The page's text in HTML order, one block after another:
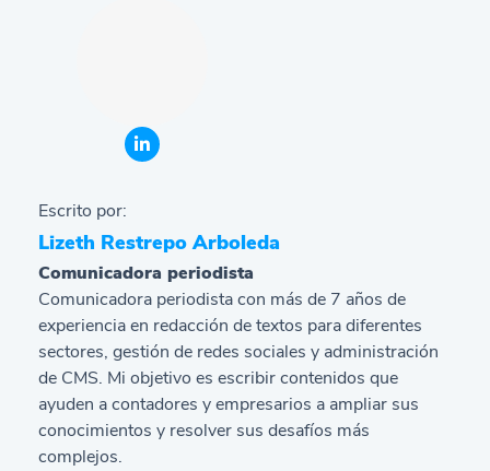
Escrito por:
Lizeth Restrepo Arboleda
Comunicadora periodista
Comunicadora periodista con más de 7 años de
experiencia en redacción de textos para diferentes
sectores, gestión de redes sociales y administración
de CMS. Mi objetivo es escribir contenidos que
ayuden a contadores y empresarios a ampliar sus
conocimientos y resolver sus desafíos más
complejos.